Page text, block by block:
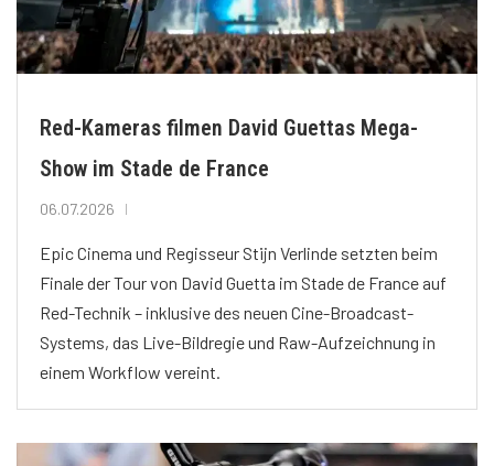
Red-Kameras filmen David Guettas Mega-
Show im Stade de France
06.07.2026
Epic Cinema und Regisseur Stijn Verlinde setzten beim
Finale der Tour von David Guetta im Stade de France auf
Red-Technik – inklusive des neuen Cine-Broadcast-
Systems, das Live-Bildregie und Raw-Aufzeichnung in
einem Workflow vereint.